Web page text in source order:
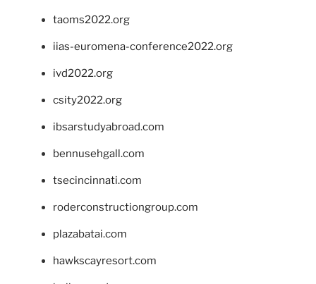
taoms2022.org
iias-euromena-conference2022.org
ivd2022.org
csity2022.org
ibsarstudyabroad.com
bennusehgall.com
tsecincinnati.com
roderconstructiongroup.com
plazabatai.com
hawkscayresort.com